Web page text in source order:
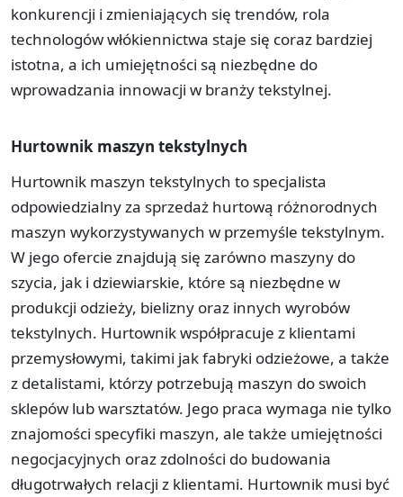
konkurencji i zmieniających się trendów, rola
technologów włókiennictwa staje się coraz bardziej
istotna, a ich umiejętności są niezbędne do
wprowadzania innowacji w branży tekstylnej.
Hurtownik maszyn tekstylnych
Hurtownik maszyn tekstylnych to specjalista
odpowiedzialny za sprzedaż hurtową różnorodnych
maszyn wykorzystywanych w przemyśle tekstylnym.
W jego ofercie znajdują się zarówno maszyny do
szycia, jak i dziewiarskie, które są niezbędne w
produkcji odzieży, bielizny oraz innych wyrobów
tekstylnych. Hurtownik współpracuje z klientami
przemysłowymi, takimi jak fabryki odzieżowe, a także
z detalistami, którzy potrzebują maszyn do swoich
sklepów lub warsztatów. Jego praca wymaga nie tylko
znajomości specyfiki maszyn, ale także umiejętności
negocjacyjnych oraz zdolności do budowania
długotrwałych relacji z klientami. Hurtownik musi być